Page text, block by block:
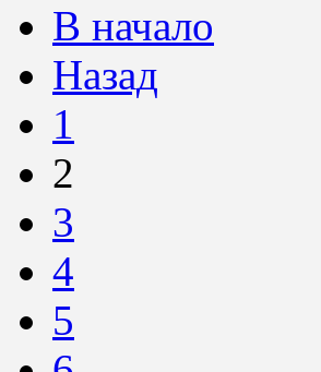
В начало
Назад
1
2
3
4
5